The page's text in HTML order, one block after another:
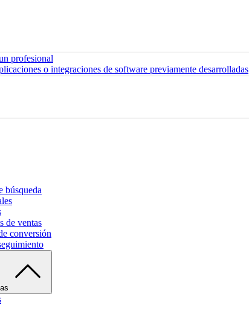
profesional
o integraciones de software previamente desarrolladas
búsqueda
de ventas
conversión